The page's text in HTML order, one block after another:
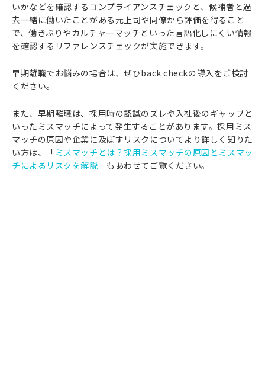
いかなどを確認するコンプライアンスチェックと、候補者と過
去一緒に働いたことがある元上司や同僚から評価を得ること
で、働きぶりやカルチャーマッチといった言語化しにくい情報
を確認するリファレンスチェックが実施できます。
早期離職でお悩みの場合は、ぜひback checkの導入をご検討
ください。
また、早期離職は、採用時の認識のズレや入社後のギャップと
いったミスマッチによって発生することがあります。採用ミス
マッチの原因や企業に及ぼすリスクについてより詳しく知りた
い方は、「ミスマッチとは？採用ミスマッチの原因とミスマッ
チによるリスクを解説 」もあわせてご覧ください。